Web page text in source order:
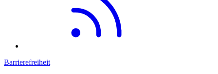
Barrierefreiheit